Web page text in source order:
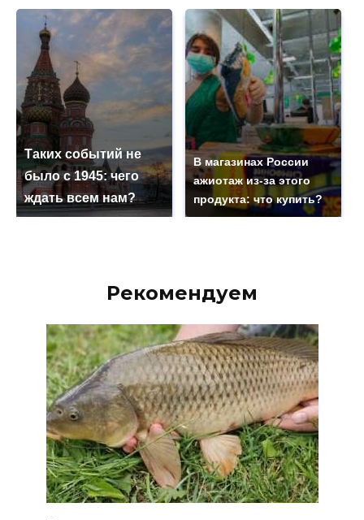
Таких событий не
было с 1945: чего
ждать всем нам?
В магазинах России
ажиотаж из-за этого
продукта: что купить?
Рекомендуем